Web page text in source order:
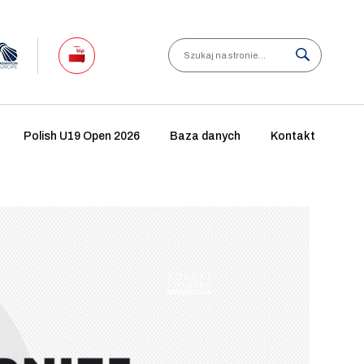
Search
Polish U19 Open 2026 Baza danych Kontakt